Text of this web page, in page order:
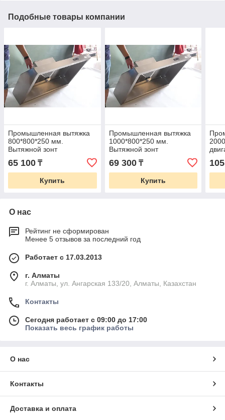
Подобные товары компании
Промышленная вытяжка
800*800*250 мм.
Вытяжной зонт
65 100 ₸
Купить
Промышленная вытяжка
1000*800*250 мм.
Вытяжной зонт
69 300₸
Купить
О нас
Рейтинг не сформирован
Менее 5 отзывов за последний год
Работает с 17.03.2013
г. Алматы
г. Алматы, ул. Ангарская 133/20, Алматы, Казахстан
Контакты
Сегодня работает с 09:00 до 17:00
Показать весь график работы
О нас
Контакты
Доставка и оплата